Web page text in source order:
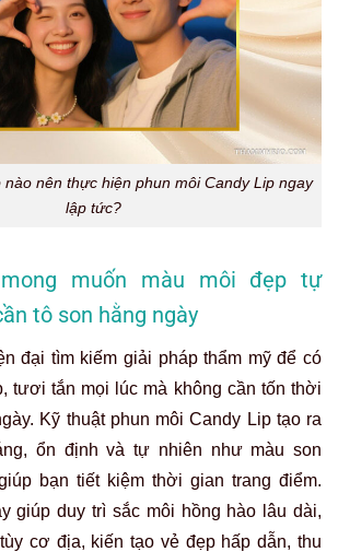
nên thực hiện phun môi Candy Lip ngay
lập tức?
muốn màu môi đẹp tự
tô son hằng ngày
đại tìm kiếm giải pháp thẩm mỹ để có
tươi tắn mọi lúc mà không cần tốn thời
Kỹ thuật phun môi Candy Lip tạo ra
ổn định và tự nhiên như màu son
bạn tiết kiệm thời gian trang điểm.
giúp duy trì sắc môi hồng hào lâu dài,
cơ địa, kiến tạo vẻ đẹp hấp dẫn, thu